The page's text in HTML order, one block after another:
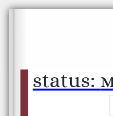
Перейти к основному
Перейти к нижнему
status: